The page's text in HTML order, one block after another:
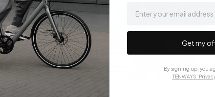
het juiste type slot
Get my
By signing up, you
TENWAYS'